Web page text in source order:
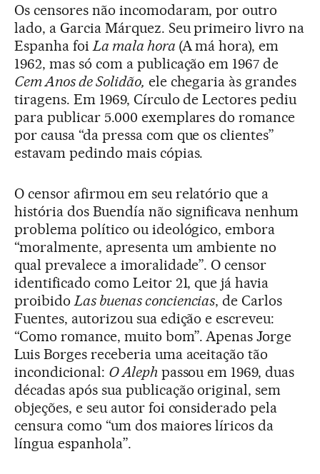
Os censores não incomodaram, por outro
lado, a Garcia Márquez. Seu primeiro livro na
Espanha foi La mala hora (A má hora), em
1962, mas só com a publicação em 1967 de
Cem Anos de Solidão, ele chegaria às grandes
tiragens. Em 1969, Círculo de Lectores pediu
para publicar 5.000 exemplares do romance
por causa “da pressa com que os clientes”
estavam pedindo mais cópias.
O censor afirmou em seu relatório que a
história dos Buendía não significava nenhum
problema político ou ideológico, embora
“moralmente, apresenta um ambiente no
qual prevalece a imoralidade”. O censor
identificado como Leitor 21, que já havia
proibido Las buenas conciencias, de Carlos
Fuentes, autorizou sua edição e escreveu:
“Como romance, muito bom”. Apenas Jorge
Luis Borges receberia uma aceitação tão
incondicional: O Alephpassou em 1969, duas
décadas após sua publicação original, sem
objeções, e seu autor foi considerado pela
censura como “um dos maiores líricos da
língua espanhola”.